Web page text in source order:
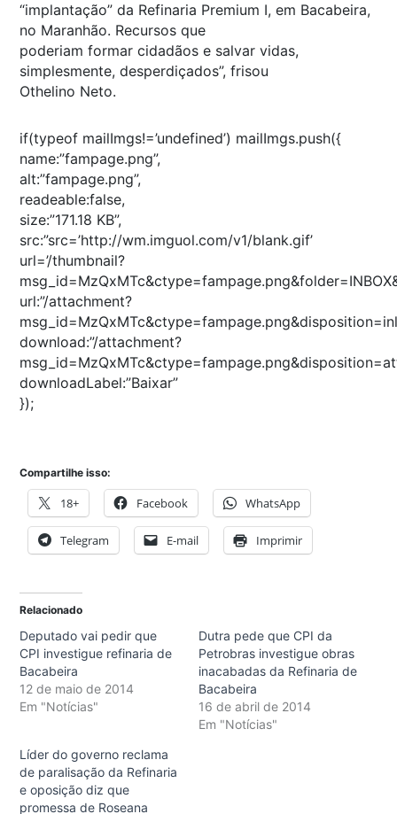
“implantação” da Refinaria Premium I, em Bacabeira,
no Maranhão. Recursos que
poderiam formar cidadãos e salvar vidas,
simplesmente, desperdiçados”, frisou
Othelino Neto.
if(typeof mailImgs!=’undefined’) mailImgs.push({
name:”fampage.png”,
alt:”fampage.png”,
readeable:false,
size:”171.18 KB”,
src:”src=’http://wm.imguol.com/v1/blank.gif’
url=’/thumbnail?
url:”/attachment?
download:”/attachment?
downloadLabel:”Baixar”
});
Compartilhe isso:
18+ Facebook WhatsApp
Telegram E-mail Imprimir
Relacionado
Deputado vai pedir que
CPI investigue refinaria de
Bacabeira
12 de maio de 2014
Em "Notícias"
Dutra pede que CPI da
Petrobras investigue obras
inacabadas da Refinaria de
Bacabeira
16 de abril de 2014
Em "Notícias"
Líder do governo reclama
de paralisação da Refinaria
e oposição diz que
promessa de Roseana